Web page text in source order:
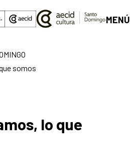
MENÚ
somos
lo que